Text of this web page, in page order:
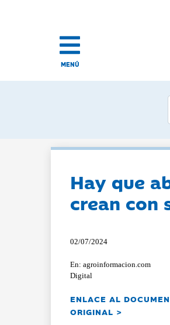
MENÚ
Hay que
crean con
02/07/2024
En: agroinformacion.com
Digital
ENLACE AL
ORIGINAL >